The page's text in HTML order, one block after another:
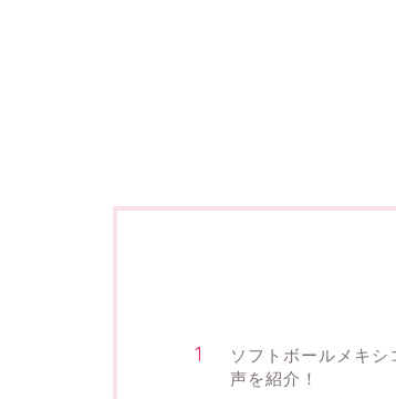
ソフトボールメキ
声を紹介！